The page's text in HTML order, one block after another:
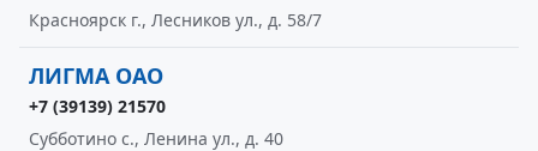
Красноярск г., Лесников ул., д. 58/7
ЛИГМА ОАО
+7 (39139) 21570
Субботино с., Ленина ул., д. 40